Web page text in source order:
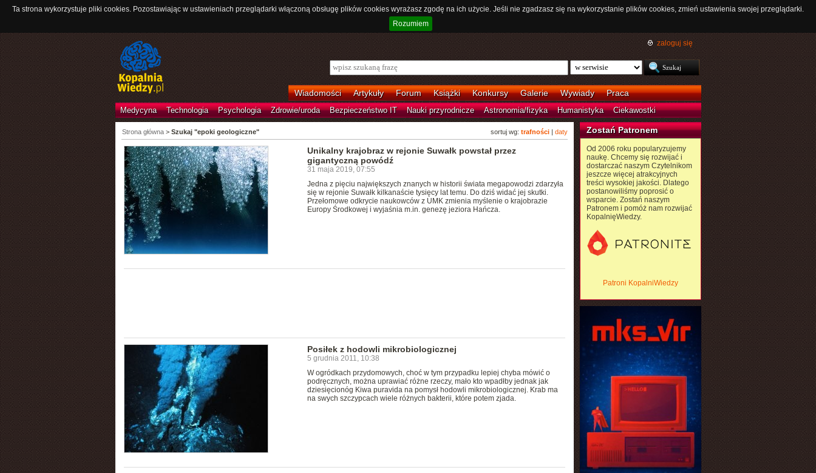
Ta strona wykorzystuje pliki cookies. Pozostawiając w ustawieniach przeglądarki włączoną obsługę plików cookies wyrażasz zgodę na ich użycie. Jeśli nie zgadzasz się na wykorzystanie plików cookies, zmień ustawienia swojej przeglądarki.
Rozumiem
zaloguj się
Wiadomości Artykuły Forum Książki Konkursy Galerie Wywiady Praca
Medycyna Technologia Psychologia Zdrowie/uroda Bezpieczeństwo IT Nauki przyrodnicze Astronomia/fizyka Humanistyka Ciekawostki
sortuj wg: trafności| daty
Strona główna> Szukaj "epoki geologiczne"
Unikalny krajobraz w rejonie Suwałk powstał przez
gigantyczną powódź
31 maja 2019, 07:55
Jedna z pięciu największych znanych w historii świata megapowodzi zdarzyła
się w rejonie Suwałk kilkanaście tysięcy lat temu. Do dziś widać jej skutki.
Przełomowe odkrycie naukowców z UMK zmienia myślenie o krajobrazie
Europy Środkowej i wyjaśnia m.in. genezę jeziora Hańcza.
Posiłek z hodowli mikrobiologicznej
5 grudnia 2011, 10:38
W ogródkach przydomowych, choć w tym przypadku lepiej chyba mówić o
podręcznych, można uprawiać różne rzeczy, mało kto wpadłby jednak jak
dziesięcionóg Kiwa puravida na pomysł hodowli mikrobiologicznej. Krab ma
na swych szczypcach wiele różnych bakterii, które potem zjada.
Zostań Patronem
Od 2006 roku popularyzujemy
naukę. Chcemy się rozwijać i
dostarczać naszym Czytelnikom
jeszcze więcej atrakcyjnych
treści wysokiej jakości. Dlatego
postanowiliśmy poprosić o
wsparcie. Zostań naszym
Patronem i pomóż nam rozwijać
KopalnięWiedzy.
Patroni KopalniWiedzy